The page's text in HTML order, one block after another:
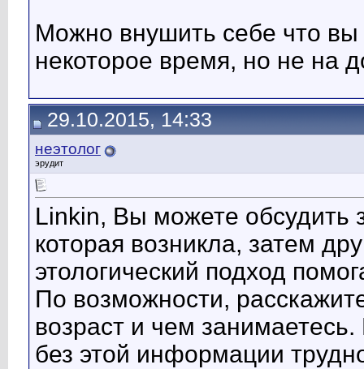
Можно внушить себе что вы
некоторое время, но не на
29.10.2015, 14:33
неэтолог
эрудит
Linkin, Вы можете обсудить
которая возникла, затем
этологический подход
По возможности,
возраст и чем
без этой информации